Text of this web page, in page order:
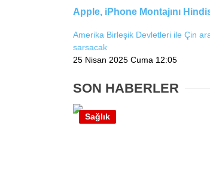
Apple, iPhone Montajını
Amerika Birleşik Devletleri ile Çin
sarsacak
25 Nisan 2025 Cuma 12:05
SON HABERLER
Sağlık